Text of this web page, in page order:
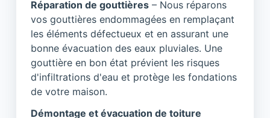
Réparation de gouttières – Nous réparons
vos gouttières endommagées en remplaçant
les éléments défectueux et en assurant une
bonne évacuation des eaux pluviales. Une
gouttière en bon état prévient les risques
d'infiltrations d'eau et protège les fondations
de votre maison.
Démontage et évacuation de toiture